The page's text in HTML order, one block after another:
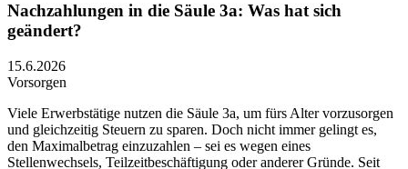
Nachzahlungen in die Säule 3a: Was hat sich
geändert?
15.6.2026
Vorsorgen
Viele Erwerbstätige nutzen die Säule 3a, um fürs Alter vorzusorgen
und gleichzeitig Steuern zu sparen. Doch nicht immer gelingt es,
den Maximalbetrag einzuzahlen – sei es wegen eines
Stellenwechsels, Teilzeitbeschäftigung oder anderer Gründe. Seit